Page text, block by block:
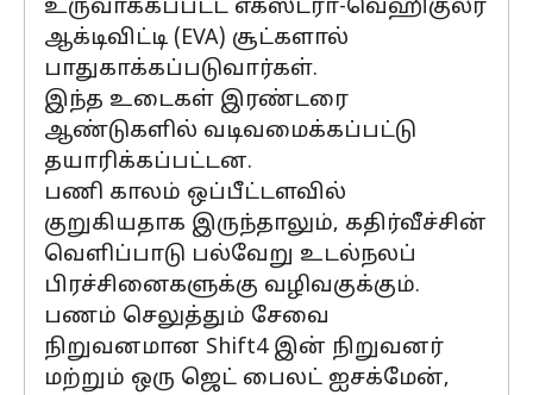
உருவாக்கப்பட்ட எக்ஸ்ட்ரா-வெஹிகுலர்
ஆக்டிவிட்டி (EVA) சூட்களால்
பாதுகாக்கப்படுவார்கள்.
இந்த உடைகள் இரண்டரை
ஆண்டுகளில் வடிவமைக்கப்பட்டு
தயாரிக்கப்பட்டன.
பணி காலம் ஒப்பீட்டளவில்
குறுகியதாக இருந்தாலும், கதிர்வீச்சின்
வெளிப்பாடு பல்வேறு உடல்நலப்
பிரச்சினைகளுக்கு வழிவகுக்கும்.
பணம் செலுத்தும் சேவை
நிறுவனமான Shift4 இன் நிறுவனர்
மற்றும் ஒரு ஜெட் பைலட் ஐசக்மேன்,